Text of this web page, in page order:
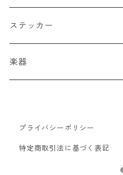
イエロー
オレンジ
ブラウン
国旗
十字（クロス）
和柄
阿修羅
DEATH ANGEL
2FACE（TWO FACE）
ステッカー
楽器
レスポール
プライバシーポリシー
特定商取引法に基づく表記